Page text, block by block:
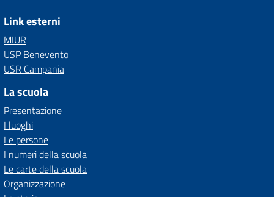
Link esterni
MIUR
USP Benevento
USR Campania
La scuola
Presentazione
I luoghi
Le persone
I numeri della scuola
Le carte della scuola
Organizzazione